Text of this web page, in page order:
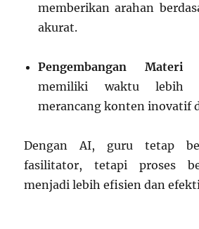
memberikan arahan
akurat.
Pengembangan Materi
memiliki waktu lebih
merancang konten inovatif
Dengan AI, guru tetap
fasilitator, tetapi proses
menjadi lebih efisien dan